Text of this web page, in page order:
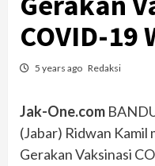
COVID-19
5 years ago Redaksi
Jak-One.com
(Jabar) Ridwan Kamil
Gerakan Vaksinasi